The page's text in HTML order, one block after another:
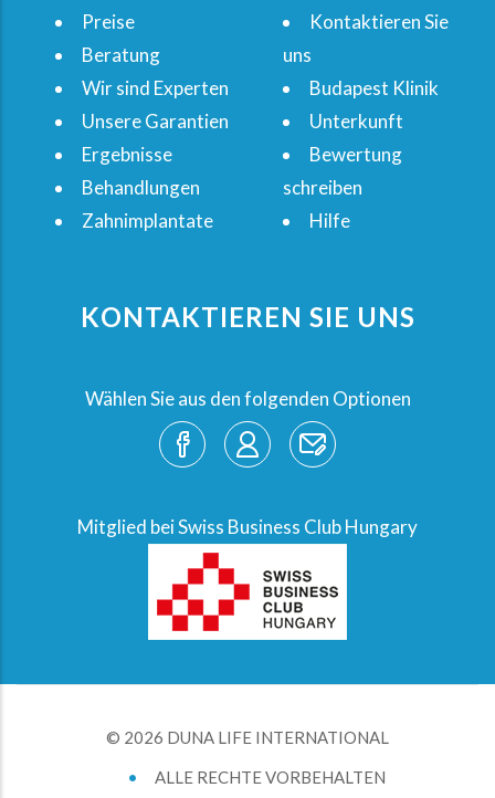
Preise
Beratung
Wir sind Experten
Unsere Garantien
Ergebnisse
Behandlungen
Zahnimplantate
Kontaktieren Sie
uns
Budapest Klinik
Unterkunft
Bewertung
schreiben
Hilfe
KONTAKTIEREN SIE UNS
Wählen Sie aus den folgenden Optionen
Mitglied bei Swiss Business Club Hungary
© 2026 DUNA LIFE INTERNATIONAL
•
ALLE RECHTE VORBEHALTEN